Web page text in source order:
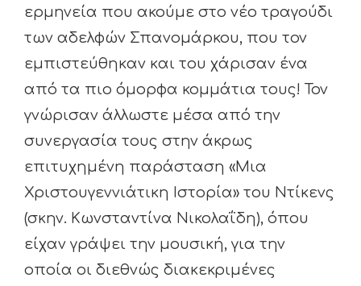
ερμηνεία που ακούμε στο νέο τραγούδι
των αδελφών Σπανομάρκου, που τον
εμπιστεύθηκαν και του χάρισαν ένα
από τα πιο όμορφα κομμάτια τους! Τον
γνώρισαν άλλωστε μέσα από την
συνεργασία τους στην άκρως
επιτυχημένη παράσταση «Μια
Χριστουγεννιάτικη Ιστορία» του Ντίκενς
(σκην. Κωνσταντίνα Νικολαΐδη), όπου
είχαν γράψει την μουσική, για την
οποία οι διεθνώς διακεκριμένες